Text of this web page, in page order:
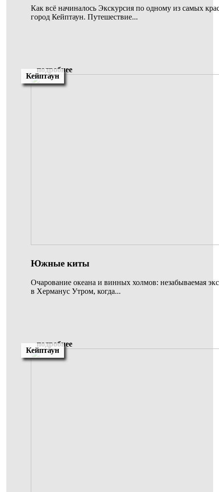
Как всё начиналось Экскурсия по одному из самых
город Кейптаун. Путешествие...
подробнее
Кейптаун
Южные киты
Очарование океана и винных холмов: незабываемая
в Херманус Утром, когда...
подробнее
Кейптаун